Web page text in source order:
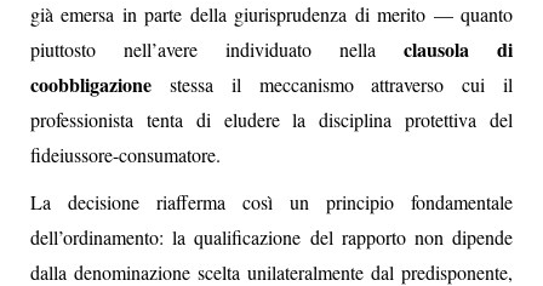
già emersa in parte della giurisprudenza di merito — quanto
piuttosto nell’avere individuato nella clausola di
coobbligazione stessa il meccanismo attraverso cui il
professionista tenta di eludere la disciplina protettiva del
fideiussore-consumatore.
La decisione riafferma così un principio fondamentale
dell’ordinamento: la qualificazione del rapporto non dipende
dalla denominazione scelta unilateralmente dal predisponente,